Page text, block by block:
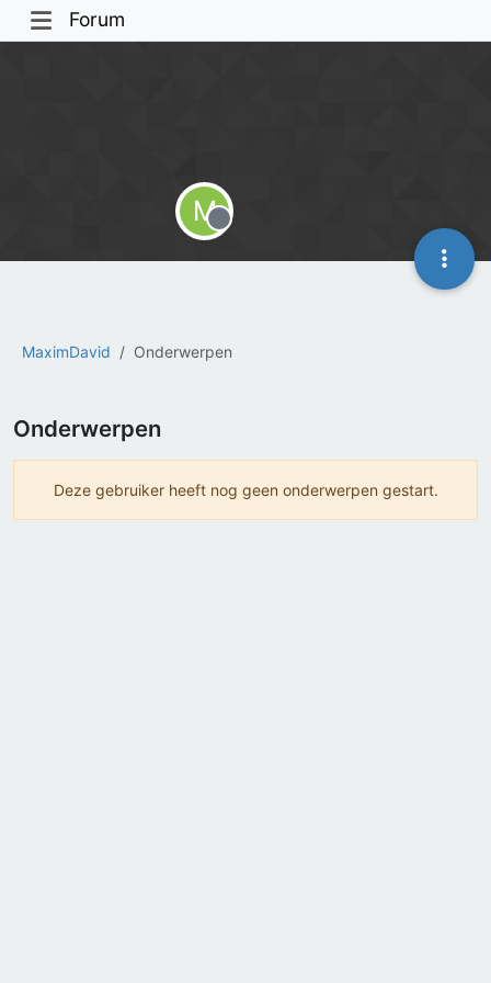
Forum
MaximDavid Onderwerpen
M
Offline
Onderwerpen
Deze gebruiker heeft nog geen onderwerpen gestart.